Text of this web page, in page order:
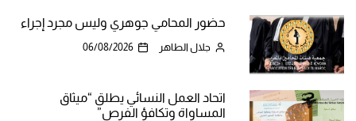
حضور المحامي جوهري وليس مجرد إجراء
جلال الطاهر 06/08/2026
اتحاد العمل النسائي يطلق “ميثاق
المساواة وتكافؤ الفرص”